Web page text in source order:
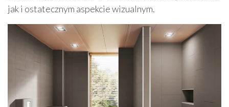
jak i ostatecznym aspekcie wizualnym.